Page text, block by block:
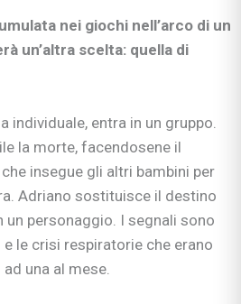
nei giochi nell’arco di un
un’altra scelta: quella di
individuale, entra in un gruppo.
la morte, facendosene il
che insegue gli altri bambini per
Adriano sostituisce il destino
personaggio. I segnali sono
le crisi respiratorie che erano
una al mese.